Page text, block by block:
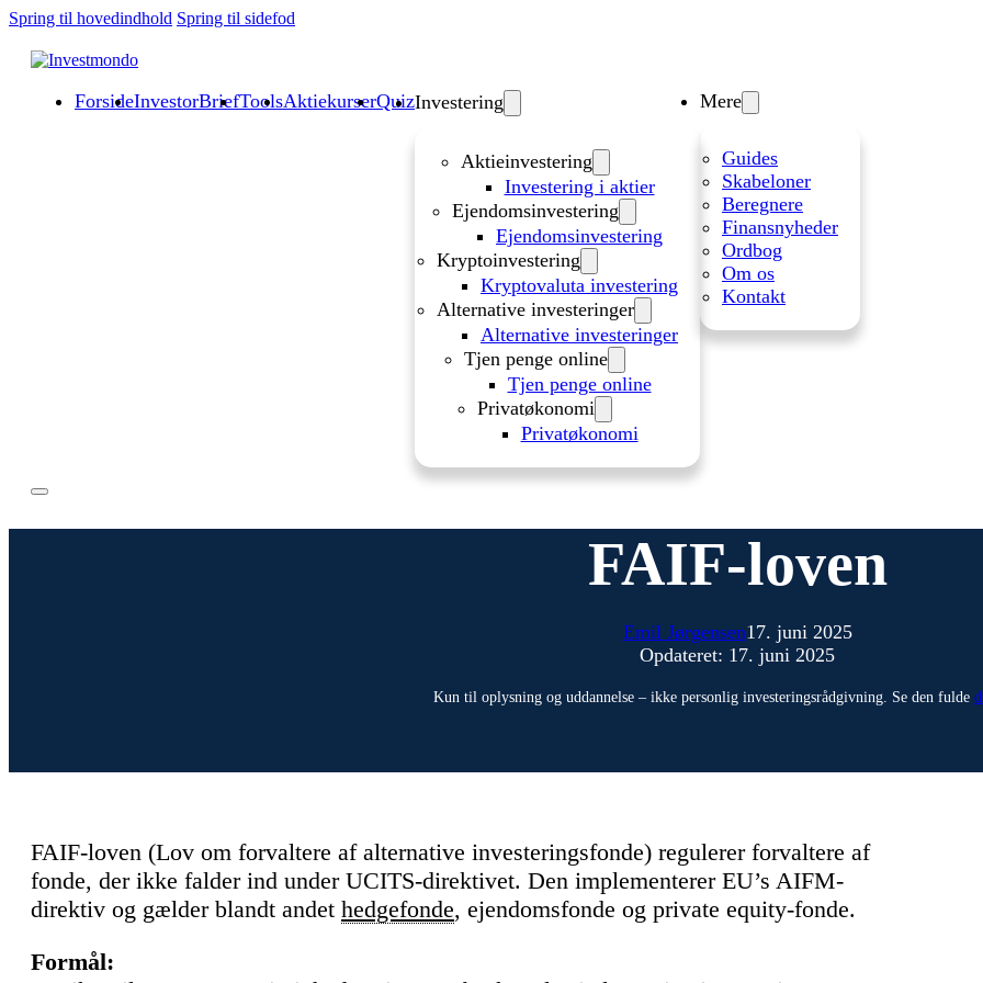
Spring til hovedindhold Spring til sidefod
ForsideInvestorBriefToolsAktiekurserQuizInvestering
Aktieinvestering
Investering i aktier
Ejendomsinvestering
Ejendomsinvestering
Kryptoinvestering
Kryptovaluta investering
Alternative investeringer
Alternative investeringer
Tjen penge online
Tjen penge online
Privatøkonomi
Privatøkonomi
Mere
Guides
Skabeloner
Beregnere
Finansnyheder
Ordbog
Om os
Kontakt
FAIF-loven
Emil Jørgensen17. juni 2025
Opdateret: 17. juni 2025
Kun til oplysning og uddannelse – ikke personlig investeringsrådgivning. Se den fulde
FAIF-loven (Lov om forvaltere af alternative investeringsfonde) regulerer forvaltere af
fonde, der ikke falder ind under UCITS-direktivet. Den implementerer EU’s AIFM-
direktiv og gælder blandt andet hedgefonde, ejendomsfonde og private equity-fonde.
Formål: